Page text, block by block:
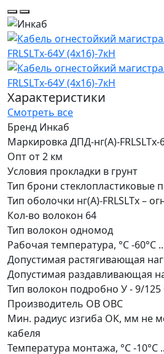
Характеристики
Смотреть все
Бренд Инкаб
Маркировка ДПД-нг(А)-
Опт от2 км
Условия прокладки в грунт
Тип брони стеклопластиковые
Тип оболочки нг(А)-FRLSLTx –
Кол-во волокон 64
Тип волокон одномод
Рабочая температура, °С-60°C
Допустимая растягивающая
Допустимая раздавливающая
Тип волокон подробно У - 9/125
Производитель ОВ ОВС
Мин. радиус изгиба ОК, мм не
кабеля
Температура монтажа, °С-10°C